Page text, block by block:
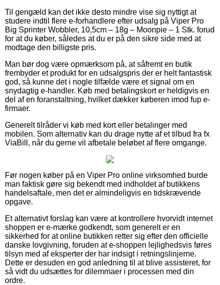
Til gengæld kan det ikke desto mindre vise sig nyttigt at
studere indtil flere e-forhandlere efter udsalg på Viper Pro
Big Sprinter Wobbler, 10,5cm – 18g – Moonpie – 1 Stk. forud
for at du køber, således at du er på den sikre side med at
modtage den billigste pris.
Man bør dog være opmærksom på, at såfremt en butik
frembyder et produkt for en udsalgspris der er helt fantastisk
god, så kunne det i nogle tilfælde være et signal om en
snydagtig e-handler. Køb med betalingskort er heldigvis en
del af en foranstaltning, hvilket dækker køberen imod fup e-
firmaer.
Generelt tilråder vi køb med kort eller betalinger med
mobilen. Som alternativ kan du drage nytte af et tilbud fra fx
ViaBill, når du gerne vil afbetale beløbet af flere omgange.
Før nogen køber på en Viper Pro online virksomhed burde
man faktisk gøre sig bekendt med indholdet af butikkens
handelsaftale, men det er almindeligvis en tidskrævende
opgave.
Et alternativt forslag kan være at kontrollere hvorvidt internet
shoppen er e-mærke godkendt, som generelt er en
sikkerhed for at online butikken retter sig efter den officielle
danske lovgivning, foruden at e-shoppen lejlighedsvis føres
tilsyn med af eksperter der har indsigt i retningslinjerne.
Dette er desuden en god anledning til at blive assisteret, for
så vidt du udsættes for dilemmaer i processen med din
ordre.